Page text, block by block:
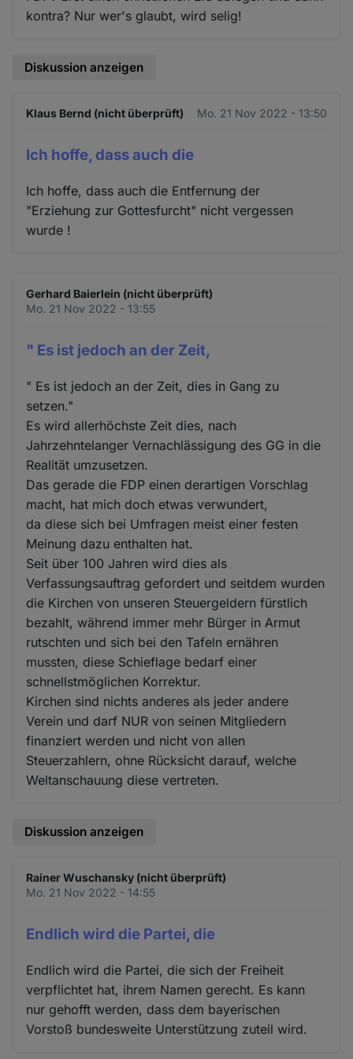
kontra? Nur wer's glaubt, wird selig!
Diskussion anzeigen
Klaus Bernd (nicht überprüft) Mo. 21 Nov 2022 - 13:50
Ich hoffe, dass auch die
Ich hoffe, dass auch die Entfernung der
"Erziehung zur Gottesfurcht" nicht vergessen
wurde !
Gerhard Baierlein (nicht überprüft)
Mo. 21 Nov 2022 - 13:55
" Es ist jedoch an der Zeit,
" Es ist jedoch an der Zeit, dies in Gang zu
setzen."
Es wird allerhöchste Zeit dies, nach
Jahrzehntelanger Vernachlässigung des GG in die
Realität umzusetzen.
Das gerade die FDP einen derartigen Vorschlag
macht, hat mich doch etwas verwundert,
da diese sich bei Umfragen meist einer festen
Meinung dazu enthalten hat.
Seit über 100 Jahren wird dies als
Verfassungsauftrag gefordert und seitdem wurden
die Kirchen von unseren Steuergeldern fürstlich
bezahlt, während immer mehr Bürger in Armut
rutschten und sich bei den Tafeln ernähren
mussten, diese Schieflage bedarf einer
schnellstmöglichen Korrektur.
Kirchen sind nichts anderes als jeder andere
Verein und darf NUR von seinen Mitgliedern
finanziert werden und nicht von allen
Steuerzahlern, ohne Rücksicht darauf, welche
Weltanschauung diese vertreten.
Diskussion anzeigen
Rainer Wuschansky (nicht überprüft)
Mo. 21 Nov 2022 - 14:55
Endlich wird die Partei, die
Endlich wird die Partei, die sich der Freiheit
verpflichtet hat, ihrem Namen gerecht. Es kann
nur gehofft werden, dass dem bayerischen
Vorstoß bundesweite Unterstützung zuteil wird.